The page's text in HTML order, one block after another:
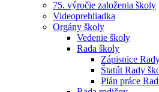
75. výročie založenia školy
Videoprehliadka
Orgány školy
Vedenie školy
Rada školy
Zápisnice
Štatút Rady
Plán práce